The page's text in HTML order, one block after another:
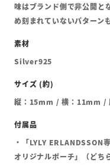
味はブランド側で非公開と
め刻まれていないパターン
Silver925
縦：15mm / 横：11mm /
・「LYLY ERLANDSSON
オリジナルポーチ」（どち